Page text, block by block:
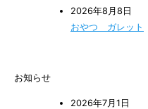
2026年8月8日
おやつ ガレット
お知らせ
2026年7月1日